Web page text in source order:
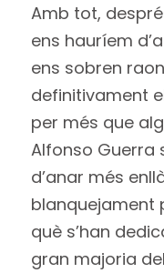
Amb tot,
ens hauríem
ens sobren
definitivament
per més que
Alfonso Guerra
d’anar més
blanquejament
què s’han
gran majoria